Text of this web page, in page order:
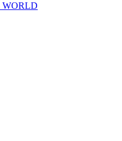
WORLD